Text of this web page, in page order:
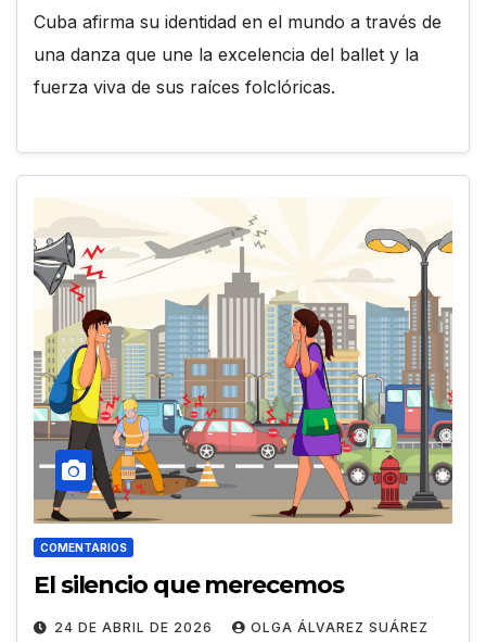
Cuba afirma su identidad en el mundo a través de
una danza que une la excelencia del ballet y la
fuerza viva de sus raíces folclóricas.
COMENTARIOS
El silencio que merecemos
24 DE ABRIL DE 2026 OLGA ÁLVAREZ SUÁREZ